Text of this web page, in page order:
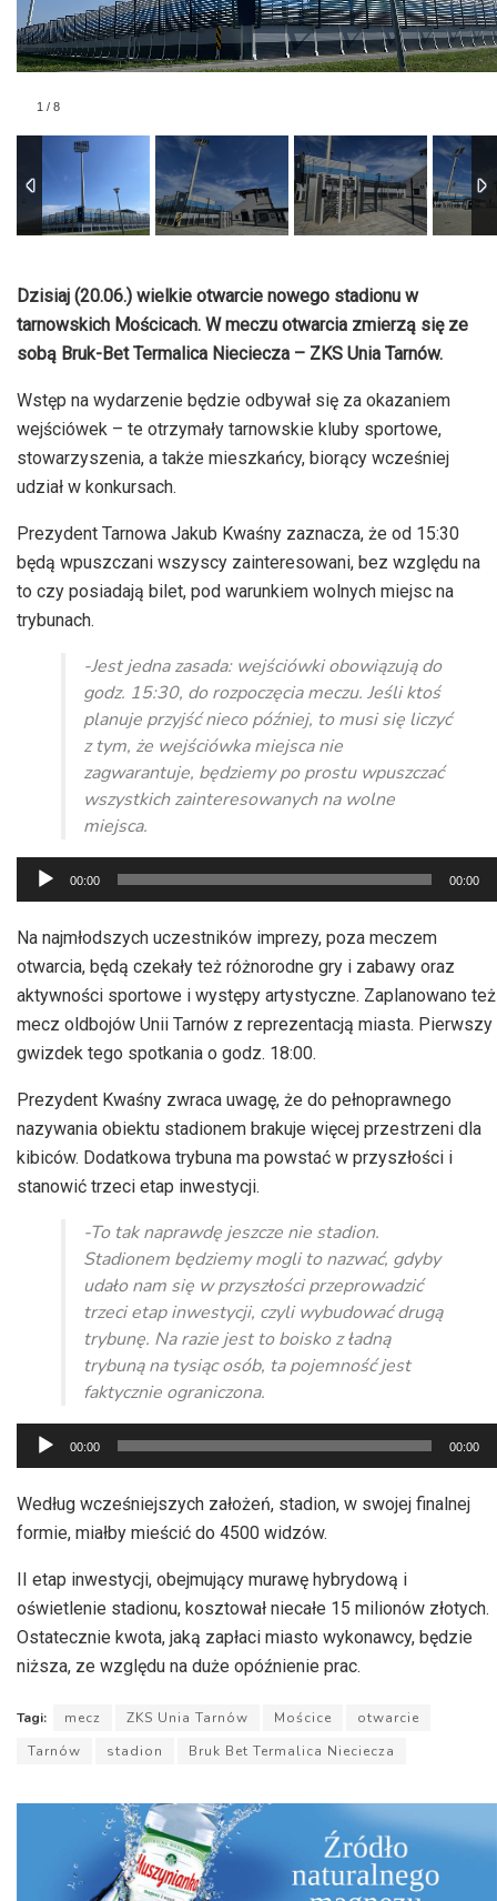
1 / 8
Dzisiaj (20.06.) wielkie otwarcie nowego stadionu w
tarnowskich Mościcach. W meczu otwarcia zmierzą się ze
sobą Bruk-Bet Termalica Nieciecza – ZKS Unia Tarnów.
Wstęp na wydarzenie będzie odbywał się za okazaniem
wejściówek – te otrzymały tarnowskie kluby sportowe,
stowarzyszenia, a także mieszkańcy, biorący wcześniej
udział w konkursach.
Prezydent Tarnowa Jakub Kwaśny zaznacza, że od 15:30
będą wpuszczani wszyscy zainteresowani, bez względu na
to czy posiadają bilet, pod warunkiem wolnych miejsc na
trybunach.
-Jest jedna zasada: wejściówki obowiązują do
godz. 15:30, do rozpoczęcia meczu. Jeśli ktoś
planuje przyjść nieco później, to musi się liczyć
z tym, że wejściówka miejsca nie
zagwarantuje, będziemy po prostu wpuszczać
wszystkich zainteresowanych na wolne
miejsca.
Odtwarzacz
plików
dźwiękowych
00:00 00:00
Na najmłodszych uczestników imprezy, poza meczem
otwarcia, będą czekały też różnorodne gry i zabawy oraz
aktywności sportowe i występy artystyczne. Zaplanowano też
mecz oldbojów Unii Tarnów z reprezentacją miasta. Pierwszy
gwizdek tego spotkania o godz. 18:00.
Prezydent Kwaśny zwraca uwagę, że do pełnoprawnego
nazywania obiektu stadionem brakuje więcej przestrzeni dla
kibiców. Dodatkowa trybuna ma powstać w przyszłości i
stanowić trzeci etap inwestycji.
-To tak naprawdę jeszcze nie stadion.
Stadionem będziemy mogli to nazwać, gdyby
udało nam się w przyszłości przeprowadzić
trzeci etap inwestycji, czyli wybudować drugą
trybunę. Na razie jest to boisko z ładną
trybuną na tysiąc osób, ta pojemność jest
faktycznie ograniczona.
Odtwarzacz
plików
dźwiękowych
00:00 00:00
Według wcześniejszych założeń, stadion, w swojej finalnej
formie, miałby mieścić do 4500 widzów.
II etap inwestycji, obejmujący murawę hybrydową i
oświetlenie stadionu, kosztował niecałe 15 milionów złotych.
Ostatecznie kwota, jaką zapłaci miasto wykonawcy, będzie
niższa, ze względu na duże opóźnienie prac.
Tagi: mecz ZKS Unia Tarnów Mościce
otwarcie
Tarnów
stadion Bruk Bet Termalica Nieciecza